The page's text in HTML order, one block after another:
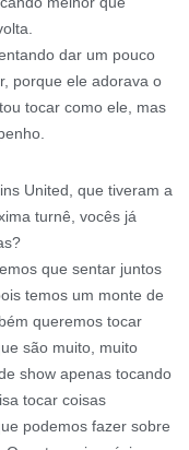
dar um pouco
porque ele adorava o
tocar como ele, mas
United, que tiveram a
turnê, vocês já
que sentar juntos
temos um monte de
queremos tocar
são muito, muito
show apenas tocando
tocar coisas
podemos fazer sobre